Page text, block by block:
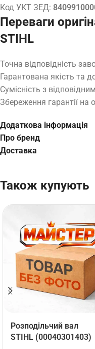
Код УКТ ЗЕД:
Переваги
STIHL
Точна відповідність
Гарантована якість та
Сумісність з
Збереження гарантії на
Додаткова інформація
Про бренд
Доставка
Також купують
Розподільчий вал
STIHL (00040301403)